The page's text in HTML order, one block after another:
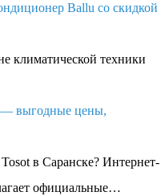
Ballu со скидкой
климатической техники
— выгодные цены,
в Саранске? Интернет-
официальные…